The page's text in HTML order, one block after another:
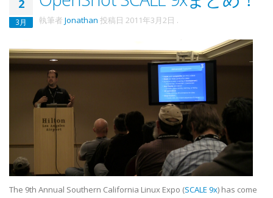
2
3月 執筆者 Jonathan 投稿日 2011年3月2日 .
The 9th Annual Southern California Linux Expo (SCALE 9x) has come